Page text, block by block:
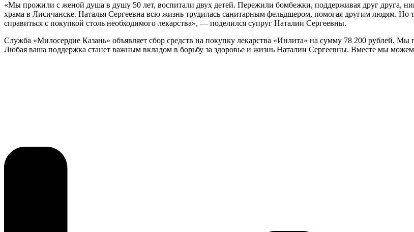
«Мы прожили с женой душа в душу 50 лет, воспитали двух детей. Пережили бомбежки, поддерживая друг друга,
храма в Лисичанске. Наталья Сергеевна всю жизнь трудилась санитарным фельдшером, помогая другим людям. Но
справиться с покупкой столь необходимого лекарства», — поделился супруг Наталии Сергеевны.
Служба «Милосердие Казань» объявляет сбор средств на покупку лекарства «Инлита» на сумму 78 200 рублей.
Любая ваша поддержка станет важным вкладом в борьбу за здоровье и жизнь Наталии Сергеевны. Вместе мы